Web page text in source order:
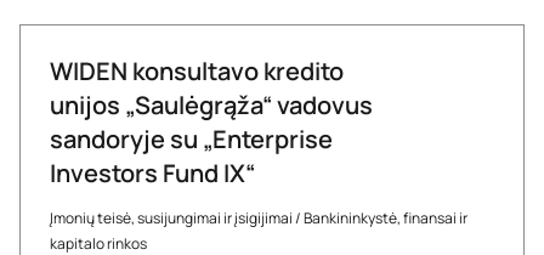
WIDEN konsultavo kredito
unijos „Saulėgrąža“ vadovus
sandoryje su „Enterprise
Investors Fund IX“
Įmonių teisė, susijungimai ir įsigijimai/Bankininkystė, finansai ir
kapitalo rinkos